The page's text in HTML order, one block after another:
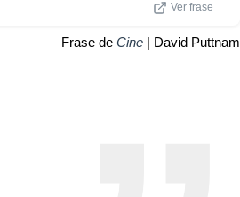
Ver frase
Frase de Cine | David Puttnam